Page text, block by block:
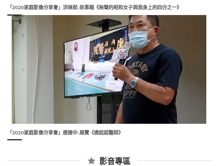
「2020家庭影像分享會」洪琳茹-故事箱《無聲的昭和女子與我身上的四分之一》
「2020家庭影像分享會」唐建中-展覽《唐起超醫師》
影音專區